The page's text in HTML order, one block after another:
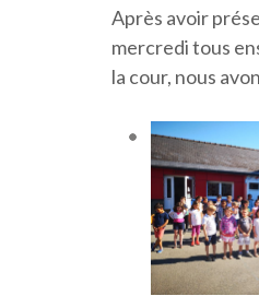
Après avoir
mercredi tous
la cour, nous